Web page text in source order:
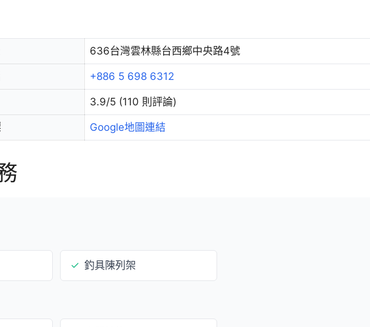
636台灣雲林縣台西鄉中央路4號
+886 5 698 6312
3.9/5 (110 則評論)
Google地圖連結
✓ 釣具陳列架